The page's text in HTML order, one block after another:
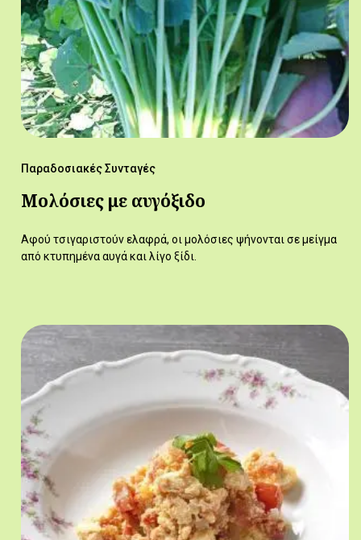
Παραδοσιακές Συνταγές
Μολόσιες με αυγόξιδο
Αφού τσιγαριστούν ελαφρά, οι μολόσιες ψήνονται σε μείγμα
από κτυπημένα αυγά και λίγο ξίδι.